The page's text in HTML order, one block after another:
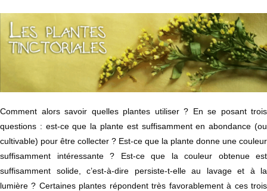
Comment alors savoir quelles plantes utiliser ? En se posant trois
questions : est-ce que la plante est suffisamment en abondance (ou
cultivable) pour être collecter ? Est-ce que la plante donne une couleur
suffisamment intéressante ? Est-ce que la couleur obtenue est
suffisamment solide, c’est-à-dire persiste-t-elle au lavage et à la
lumière ? Certaines plantes répondent très favorablement à ces trois